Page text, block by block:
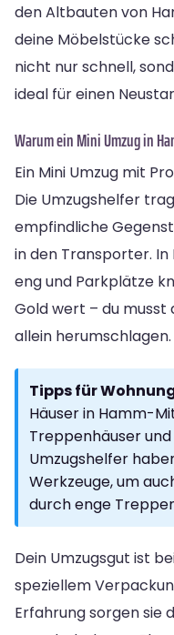
den Altbauten von
deine Möbelstücke
nicht nur schnell,
ideal für einen
Warum ein Mini Umzug in
Ein Mini Umzug mit
Die Umzugshelfer
empfindliche
in den Transporter.
eng und Parkplätze
Gold wert – du
allein herumschlagen.
Tipps für
Häuser in Hamm-
Treppenhäuser
Umzugshelfer
Werkzeuge, um
durch enge
Dein Umzugsgut ist
speziellem
Erfahrung sorgen sie